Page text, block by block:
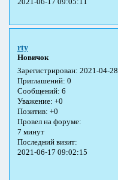
2021-06-17 09:05:11
rty
Новичок
Зарегистрирован: 2021-04-28
Приглашений: 0
Сообщений: 6
Уважение: +0
Позитив: +0
Провел на форуме:
7 минут
Последний визит:
2021-06-17 09:02:15